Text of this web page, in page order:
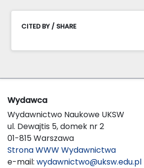
CITED BY / SHARE
Wydawca
Wydawnictwo Naukowe UKSW
ul. Dewajtis 5, domek nr 2
01-815 Warszawa
Strona WWW Wydawnictwa
e-mail: wydawnictwo@uksw.edu.pl